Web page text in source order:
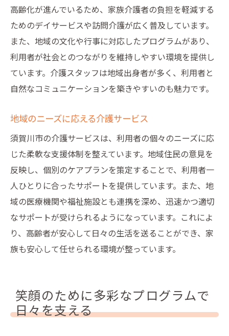
高齢化が進んでいるため、家族介護者の負担を軽減する
ためのデイサービスや訪問介護が広く普及しています。
また、地域の文化や行事に対応したプログラムがあり、
利用者が社会とのつながりを維持しやすい環境を提供し
ています。介護スタッフは地域出身者が多く、利用者と
自然なコミュニケーションを築きやすいのも魅力です。
地域のニーズに応える介護サービス
須賀川市の介護サービスは、利用者の個々のニーズに応
じた柔軟な支援体制を整えています。地域住民の意見を
反映し、個別のケアプランを策定することで、利用者一
人ひとりに合ったサポートを提供しています。また、地
域の医療機関や福祉施設とも連携を深め、迅速かつ適切
なサポートが受けられるようになっています。これによ
り、高齢者が安心して日々の生活を送ることができ、家
族も安心して任せられる環境が整っています。
笑顔のために多彩なプログラムで
日々を支える